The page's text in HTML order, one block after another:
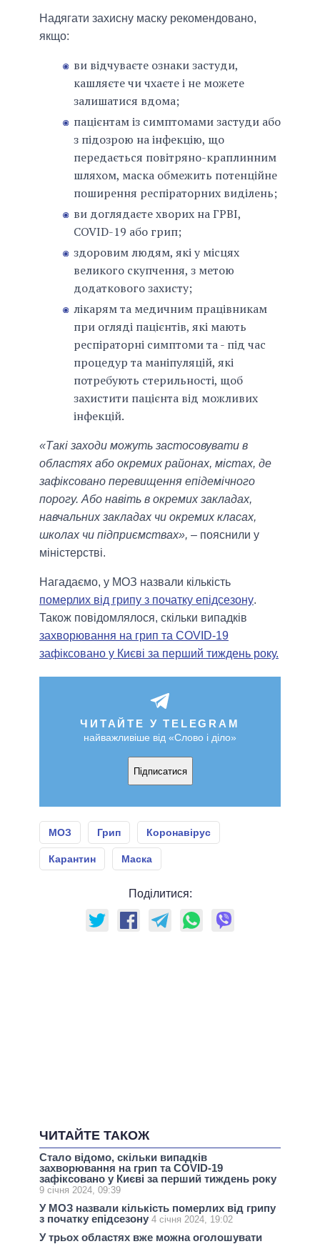
Надягати захисну маску рекомендовано,
якщо:
ви відчуваєте ознаки застуди,
кашляєте чи чхаєте і не можете
залишатися вдома;
пацієнтам із симптомами застуди або
з підозрою на інфекцію, що
передається повітряно-краплинним
шляхом, маска обмежить потенційне
поширення респіраторних виділень;
ви доглядаєте хворих на ГРВІ,
COVID-19 або грип;
здоровим людям, які у місцях
великого скупчення, з метою
додаткового захисту;
лікарям та медичним працівникам
при огляді пацієнтів, які мають
респіраторні симптоми та - під час
процедур та маніпуляцій, які
потребують стерильності, щоб
захистити пацієнта від можливих
інфекцій.
«Такі заходи можуть застосовувати в
областях або окремих районах, містах, де
зафіксовано перевищення епідемічного
порогу. Або навіть в окремих закладах,
навчальних закладах чи окремих класах,
школах чи підприємствах», – пояснили у
міністерстві.
Нагадаємо, у МОЗ назвали кількість
померлих від грипу з початку епідсезону.
Також повідомлялося, скільки випадків
захворювання на грип та COVID-19
зафіксовано у Києві за перший тиждень року.
ЧИТАЙТЕ У TELEGRAM
найважливіше від «Слово і діло»
Підписатися
МОЗ Грип Коронавірус
Карантин Маска
Поділитися:
ЧИТАЙТЕ ТАКОЖ
Стало відомо, скільки випадків
захворювання на грип та COVID-19
зафіксовано у Києві за перший тиждень року
9 січня 2024, 09:39
У МОЗ назвали кількість померлих від грипу
з початку епідсезону 4 січня 2024, 19:02
У трьох областях вже можна оголошувати